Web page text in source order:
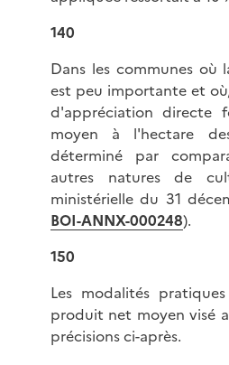
140
Dans les communes où
est peu importante et
d'appréciation directe
moyen à l'hectare
déterminé par
autres natures de
ministérielle du 31
BOI-ANNX-000248).
150
Les modalités
produit net moyen visé
précisions ci-après.